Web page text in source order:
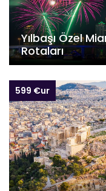
Yılbaşı Özel
Rotaları
599 €ur